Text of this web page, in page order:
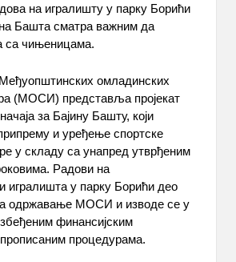
на игралишту у парку Борићи
Башта сматра важним да
са чињеницама.
омладинских
(МОСИ) представља пројекат
за Бајину Башту, који
и уређење спортске
у складу са унапред утврђеним
Радови на
игралишта у парку Борићи део
одржавање МОСИ и изводе се у
финансијским
процедурама.